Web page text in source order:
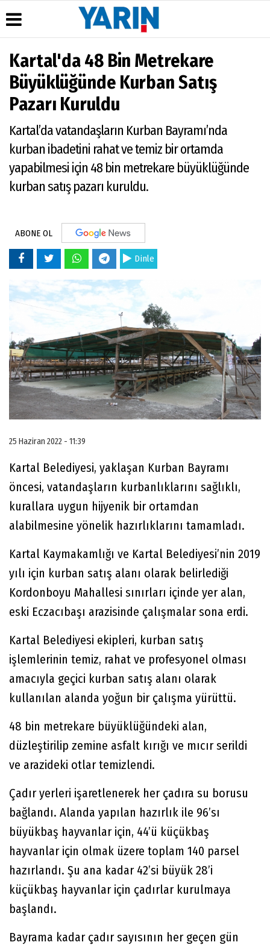
Üye Paneli
Haber
Arşivi
Arşivi
Günün
Haberleri
Hava
Durumu
Gazete
Manşetleri
Anketler
Biyografiler
Yazarları
İletişim
Gizlilik
İlkeleri
Kartal'da 48 Bin Metrekare
Büyüklüğünde Kurban Satış
Pazarı Kuruldu
Kartal’da vatandaşların Kurban Bayramı’nda
kurban ibadetini rahat ve temiz bir ortamda
yapabilmesi için 48 bin metrekare büyüklüğünde
kurban satış pazarı kuruldu.
ABONE OL
Dinle
25 Haziran 2022 - 11:39
Kartal Belediyesi, yaklaşan Kurban Bayramı
öncesi, vatandaşların kurbanlıklarını sağlıklı,
kurallara uygun hijyenik bir ortamdan
alabilmesine yönelik hazırlıklarını tamamladı.
Kartal Kaymakamlığı ve Kartal Belediyesi’nin 2019
yılı için kurban satış alanı olarak belirlediği
Kordonboyu Mahallesi sınırları içinde yer alan,
eski Eczacıbaşı arazisinde çalışmalar sona erdi.
Kartal Belediyesi ekipleri, kurban satış
işlemlerinin temiz, rahat ve profesyonel olması
amacıyla geçici kurban satış alanı olarak
kullanılan alanda yoğun bir çalışma yürüttü.
48 bin metrekare büyüklüğündeki alan,
düzleştirilip zemine asfalt kırığı ve mıcır serildi
ve arazideki otlar temizlendi.
Çadır yerleri işaretlenerek her çadıra su borusu
bağlandı. Alanda yapılan hazırlık ile 96’sı
büyükbaş hayvanlar için, 44’ü küçükbaş
hayvanlar için olmak üzere toplam 140 parsel
hazırlandı. Şu ana kadar 42’si büyük 28’i
küçükbaş hayvanlar için çadırlar kurulmaya
başlandı.
Bayrama kadar çadır sayısının her geçen gün